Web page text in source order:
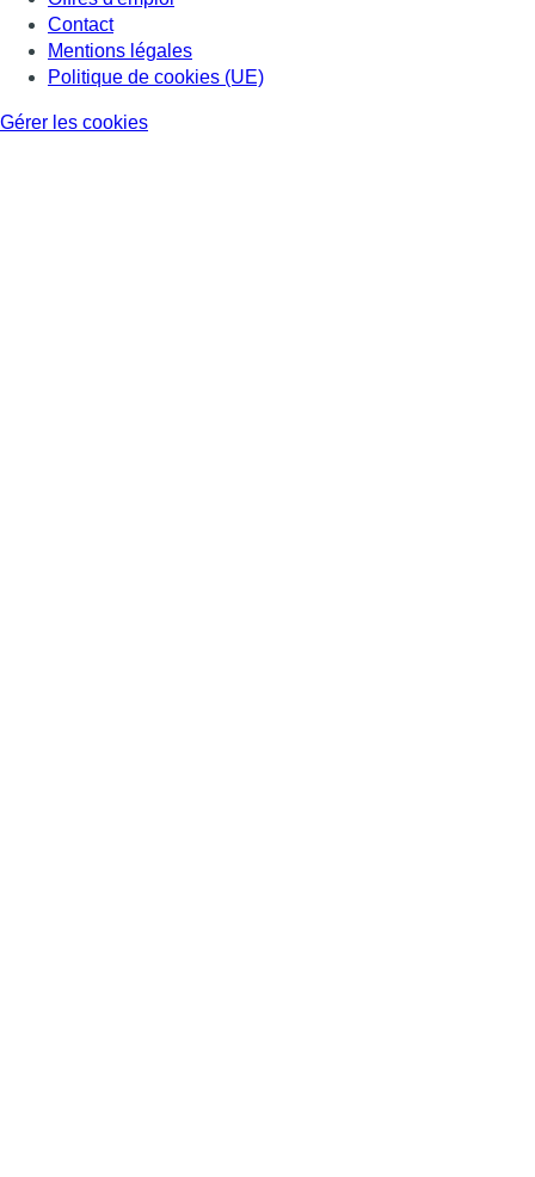
Contact
Mentions légales
Politique de cookies (UE)
Gérer les cookies